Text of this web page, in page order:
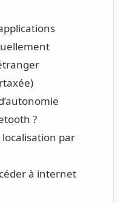
?
localisation par
à internet